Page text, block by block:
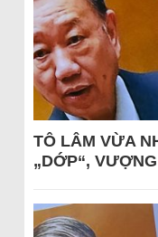
TÔ LÂM VỪA
„DỚP“,